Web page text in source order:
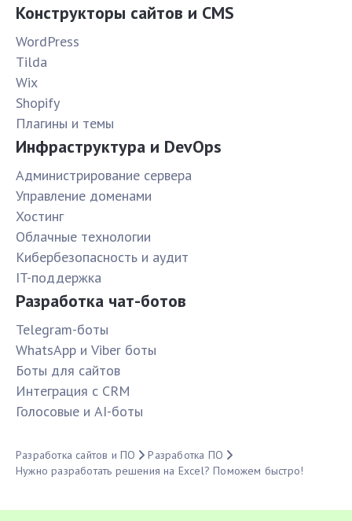
Конструкторы сайтов и CMS
WordPress
Tilda
Wix
Shopify
Плагины и темы
Инфраструктура и DevOps
Администрирование сервера
Управление доменами
Хостинг
Облачные технологии
Кибербезопасность и аудит
IT-поддержка
Разработка чат-ботов
Telegram-боты
WhatsApp и Viber боты
Боты для сайтов
Интеграция с CRM
Голосовые и AI-боты
Разработка сайтов и ПО
Разработка ПО
Нужно разработать решения на Excel? Поможем быстро!